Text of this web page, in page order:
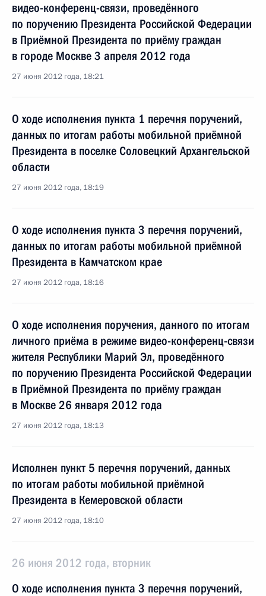
видео-конференц-связи, проведённого
по поручению Президента Российской Федерации
в Приёмной Президента по приёму граждан
в городе Москве 3 апреля 2012 года
27 июня 2012 года, 18:21
О ходе исполнения пункта 1 перечня поручений,
данных по итогам работы мобильной приёмной
Президента в поселке Соловецкий Архангельской
области
27 июня 2012 года, 18:19
О ходе исполнения пункта 3 перечня поручений,
данных по итогам работы мобильной приёмной
Президента в Камчатском крае
27 июня 2012 года, 18:16
О ходе исполнения поручения, данного по итогам
личного приёма в режиме видео-конференц-связи
жителя Республики Марий Эл, проведённого
по поручению Президента Российской Федерации
в Приёмной Президента по приёму граждан
в Москве 26 января 2012 года
27 июня 2012 года, 18:13
Исполнен пункт 5 перечня поручений, данных
по итогам работы мобильной приёмной
Президента в Кемеровской области
27 июня 2012 года, 18:10
26 июня 2012 года, вторник
О ходе исполнения пункта 3 перечня поручений,